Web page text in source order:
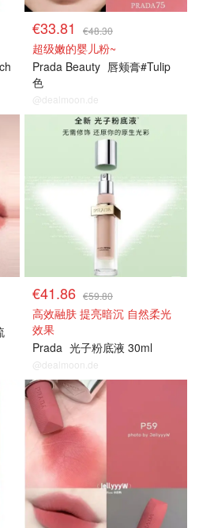
€33.81 €48.30
超级嫩的婴儿粉~
Prada Beauty 唇颊膏#Tulip
色
@dealmoon.de
€41.86 €59.80
高效融肤 提亮暗沉 自然柔光
效果
Prada 光子粉底液 30ml
@dealmoon.de